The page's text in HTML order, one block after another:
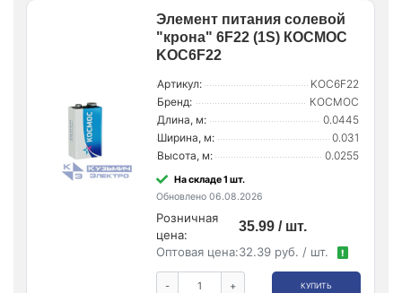
Элемент питания солевой
"крона" 6F22 (1S) КОСМОС
KOC6F22
Артикул:
KOC6F22
Бренд:
КОСМОС
Длина, м:
0.0445
Ширина, м:
0.031
Высота, м:
0.0255
На складе 1 шт.
Обновлено 06.08.2026
Розничная
цена:
35.99 / шт.
Оптовая цена:32.39 руб. / шт. !
- + КУПИТЬ